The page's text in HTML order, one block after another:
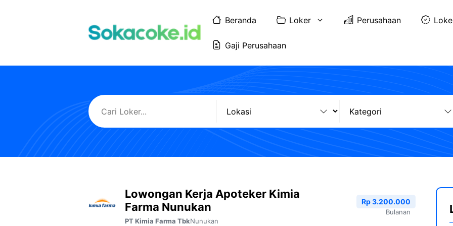
Beranda Loker Perusahaan
Gaji Perusahaan
Lowongan Kerja Apoteker Kimia
Farma Nunukan
PT Kimia Farma TbkNunukan
Rp 3.200.000
Bulanan